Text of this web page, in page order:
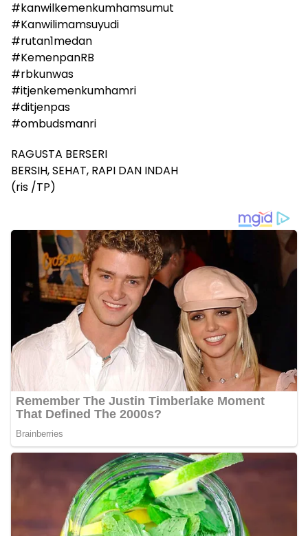
#kanwilkemenkumhamsumut
#Kanwilimamsuyudi
#rutan1medan
#KemenpanRB
#rbkunwas
#itjenkemenkumhamri
#ditjenpas
#ombudsmanri
RAGUSTA BERSERI
BERSIH, SEHAT, RAPI DAN INDAH
(ris /TP)